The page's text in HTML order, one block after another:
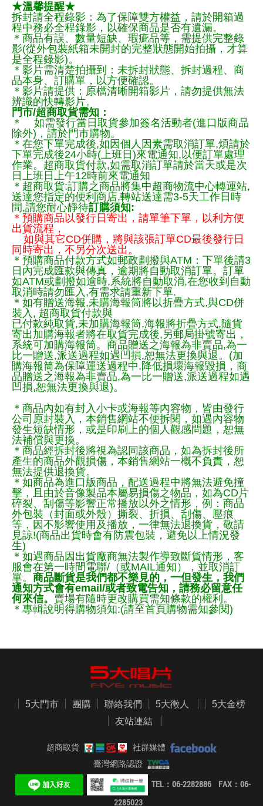
★溫馨提醒★
拆封請全程錄影：為了保障雙方權益，請於開箱過
程中務必全程錄影，以確保商品是否有遺漏。
＊商品有誤、數量短缺、瑕疵品等，需提供完整錄
影(從外包裝紙箱未開封的完整狀態開始拍攝，才算
是全程錄影)。
＊影片需清楚拍攝到：未拆封狀態、拆封過程、商
品本身、訂購單，以方便確認。
＊影片請提供：原檔清晰開箱影片，請勿提供無法
辨識的快轉影片。
門市/超商取貨需知：
＊ 如需發行當日取貨參加簽名活動者(進口版商品
除外)，請於門市購物。
＊在您下單完成後,如因個人因素需取消訂單,煩請於
下單完成後24小時(上班日)來電通知,以便訂單處理
作業。超商取貨付款,如需取消訂單請於當天或是次
日上班日上午12時前來電通知
＊超商取貨:訂購之商品將集中超商物流中心轉運站,
送達您指定的便利商店,轉站送達需3-5天工作日時
間,請您耐心靜待訂購須知:
＊預購商品以發行日寄出，請單筆下單，以利方便
出貨流程，
如與其它CD併購，將與該張訂單CD最後發行日
同時寄出，不另分次送出。
＊預購商品付款方式如郵政劃撥與ATM：下單後請3
日內完成匯款與傳真，逾期將自動取消訂單。訂單
如ATM或劃撥如逾時,系統將自動取消,在您收到自動
取消時請勿匯入,有需求請重新下單.
＊如有贈送海報,未購海報筒將以折疊方式,與CD併
裝入, 超商取貨付款與
已付款純取貨,未加購海報筒,海報將折疊方式,隨貨
寄出加購海報者將在取貨完成後,另郵局掛號寄出，
系統可加購海報筒。商品贈送之海報為非賣品,為一
比一贈送,派送過程如遇凹損,恕無法更換與退。(加
購海報筒為保障運送過程中.降低損壞海報毀損，商
品贈送之海報為非賣品,為一比一贈送,派送過程如遇
凹損,恕無法更換與退)。
＊商品內如有封入小卡或海報等內容物，皆由發行
公司原封裝入，本銷售網站不便拆閱，如遇內容物
發生短缺情形，或是印刷上的個人觀感問題，恕無
法補償與更換。
＊商品經拆封後將視為認同該商品，如為拆封後所
產生的商品外觀損傷，本銷售網站一概不負責，恕
無法提供退換貨。
＊如商品為進口版商品，配送過程中將無法避免撞
擊，且由於音像製品本屬易損傷之物品，如為CD片
碎裂、刮傷等影響正常播放以外之情形，例：商品
外包裝（封面或外殼）撕裂、折損、刮傷、壓痕
等，因不影響使用及播放，一律無法退換貨，敬請
見諒!(商品出貨時會有防震包裝，避免以上情況發
生)
＊如遇商品因出貨廠商無法製作導致斷貨情形，客
服會在第一時間電聯/（或MAIL通知），並取消訂
單。 商品斷貨是我們都不樂見的，一但發生，我們
通知方式會有email/或者致電告知，請務必留意任
何來信。 賣場有隨時更改購買需知條款的權利。
＊專輯說明得購物須知:(請至首頁購物需知參閱)
5大門市 團購 聯絡我們 5大徵人
5大金榜
友站連結
超商取貨
社群媒體
臺灣網路認證
TEL：06-2282886 FAX：06-
2285023